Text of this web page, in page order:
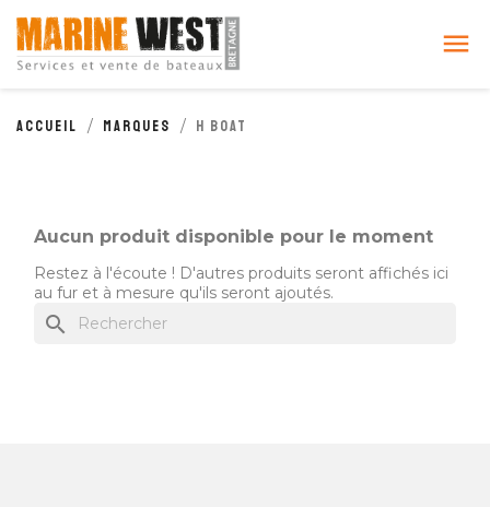

Accueil Marques H BOAT
Aucun produit disponible pour le moment
Restez à l'écoute ! D'autres produits seront affichés ici
au fur et à mesure qu'ils seront ajoutés.
search